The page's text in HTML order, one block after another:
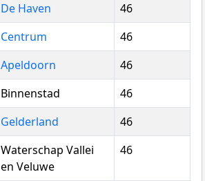
De Haven
46
Centrum
46
Apeldoorn
46
Binnenstad
46
Gelderland
46
Waterschap Vallei
en Veluwe
46